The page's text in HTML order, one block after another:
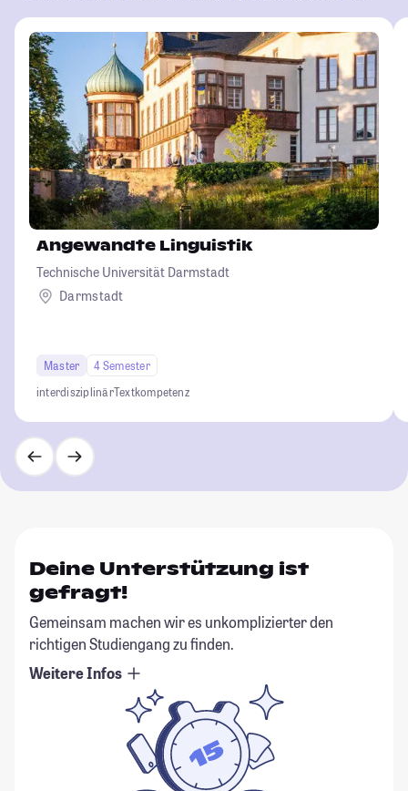
Angewandte Linguistik
Technische Universität Darmstadt
Darmstadt
Master
4 Semester
interdisziplinärTextkompetenz
Deine Unterstützung ist
gefragt!
Gemeinsam machen wir es unkomplizierter den
richtigen Studiengang zu finden.
Weitere Infos